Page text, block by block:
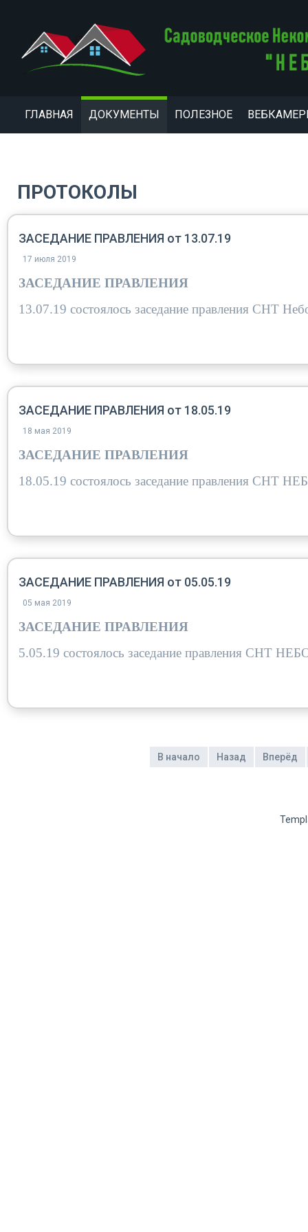
ГЛАВНАЯ ДОКУМЕНТЫ ПОЛЕЗНОЕ
ПРОТОКОЛЫ
ЗАСЕДАНИЕ ПРАВЛЕНИЯ от 13.07.19
17 июля 2019
ЗАСЕДАНИЕ ПРАВЛЕНИЯ
13.07.19 состоялось заседание правления СНТ
ЗАСЕДАНИЕ ПРАВЛЕНИЯ от 18.05.19
18 мая 2019
ЗАСЕДАНИЕ ПРАВЛЕНИЯ
18.05.19 состоялось заседание правления СНТ
ЗАСЕДАНИЕ ПРАВЛЕНИЯ от 05.05.19
05 мая 2019
ЗАСЕДАНИЕ ПРАВЛЕНИЯ
5.05.19 состоялось заседание правления СНТ
В начало Назад Вперёд